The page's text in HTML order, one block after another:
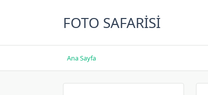
FOTO SAFARISI
Ana Sayfa